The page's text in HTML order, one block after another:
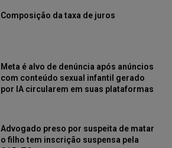
Composição da taxa de juros
Meta é alvo de denúncia após anúncios
com conteúdo sexual infantil gerado
por IA circularem em suas plataformas
Advogado preso por suspeita de matar
o filho tem inscrição suspensa pela